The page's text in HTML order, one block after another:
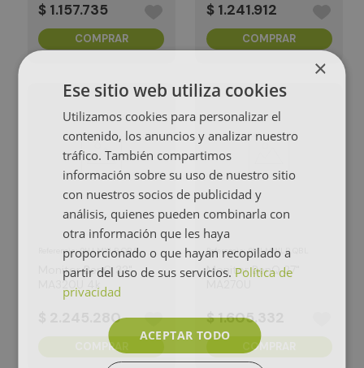
$ 1.157.735
COMPRAR
$ 1.241.912
COMPRAR
Referencia:9H.LMXLB.QBA
Monitor BenQ 32"
MA320U 4k
280
COMPRAR
Referencia:9H.LMWLB.QBL
Monitor BenQ 27"
$1.605.
COMPRAR
×
Ese sitio web utiliza cookies
Utilizamos cookies para personalizar el
contenido, los anuncios y analizar nuestro
tráfico. También compartimos
información sobre su uso de nuestro sitio
con nuestros socios de publicidad y
análisis, quienes pueden combinarla con
otra información que les haya
proporcionado o que hayan recopilado a
partir del uso de sus servicios. Política de
privacidad
ACEPTAR TODO